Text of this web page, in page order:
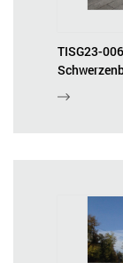
TISG23-